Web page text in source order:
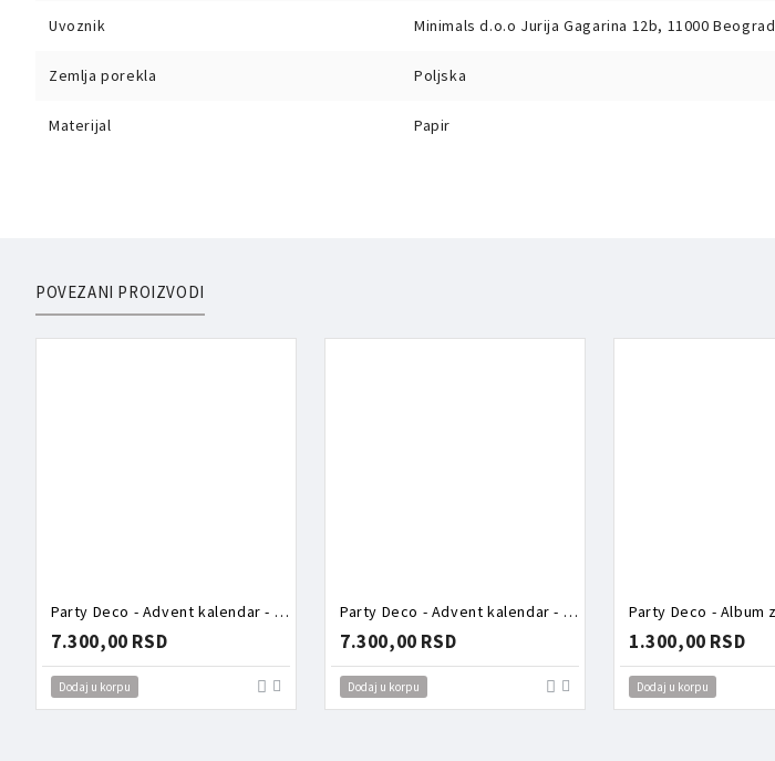
Uvoznik Minimals d.o.o Jurija Gagarina 12b, 11000 Beograd
Zemlja porekla Poljska
Materijal Papir
POVEZANI PROIZVODI
Party Deco - Advent kalendar - Roze kutija puna aksesoara
7.300,00 RSD
Dodaj u korpu
Party Deco - Advent kalendar - Torbica puna aksesoara zeka
7.300,00 RSD
Dodaj u korpu
1.300,00 RSD
Dodaj u korpu